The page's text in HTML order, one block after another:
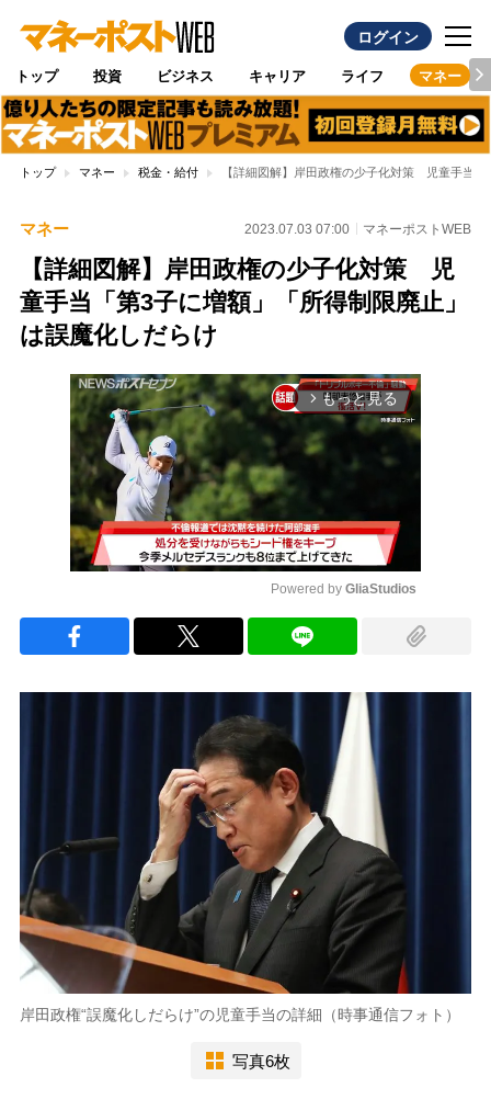
ログイン
トップ 投資 ビジネス キャリア ライフ マネー
トップ マネー 税金・給付 【詳細図解】岸田政権の少子化対策 児童手当
マネー 2023.07.03 07:00 マネーポストWEB
【詳細図解】岸田政権の少子化対策 児
童手当「第3子に増額」「所得制限廃止」
は誤魔化しだらけ
arrow_forward_ios もっと見る
Powered by GliaStudios
岸田政権“誤魔化しだらけ”の児童手当の詳細（時事通信フォト）
写真6枚